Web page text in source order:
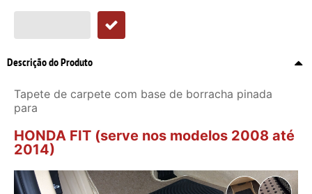
Descrição do Produto
Tapete de carpete com base de borracha pinada
para
HONDA FIT (serve nos modelos 2008 até
2014)